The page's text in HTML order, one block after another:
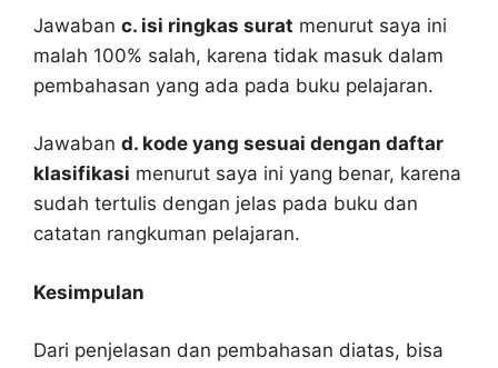
Jawaban c. isi ringkas surat menurut saya ini
malah 100% salah, karena tidak masuk dalam
pembahasan yang ada pada buku pelajaran.
Jawaban d. kode yang sesuai dengan daftar
klasifikasi menurut saya ini yang benar, karena
sudah tertulis dengan jelas pada buku dan
catatan rangkuman pelajaran.
Kesimpulan
Dari penjelasan dan pembahasan diatas, bisa